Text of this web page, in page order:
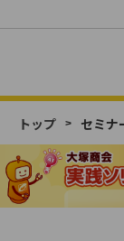
トップ セミナ
Day 01
2/18 （水）